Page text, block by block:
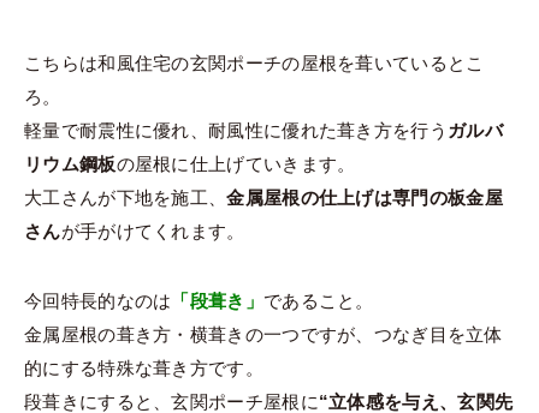
こちらは和風住宅の玄関ポーチの屋根を葺いているとこ
ろ。
軽量で耐震性に優れ、耐風性に優れた葺き方を行う ガルバ
リウム鋼板の屋根に仕上げていきます。
大工さんが下地を施工、金属屋根の仕上げは専門の板金屋
さんが手がけてくれます。
今回特長的なのは 「段葺き」 であること。
金属屋根の葺き方・横葺きの一つですが、つなぎ目を立体
的にする特殊な葺き方です。
段葺きにすると、玄関ポーチ屋根に“立体感を与え、玄関先